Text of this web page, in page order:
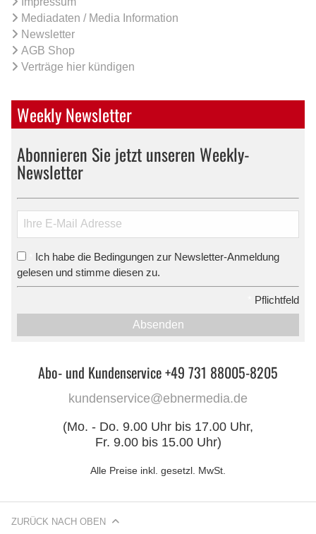
Mediadaten / Media Information
Newsletter
AGB Shop
Verträge hier kündigen
Weekly Newsletter
Abonnieren Sie jetzt unseren Weekly-
Newsletter
Ich habe die Bedingungen zur Newsletter-Anmeldung
gelesen und stimme diesen zu.
Pflichtfeld
Absenden
Abo- und Kundenservice +49 731 88005-8205
kundenservice@ebnermedia.de
(Mo. - Do. 9.00 Uhr bis 17.00 Uhr,
Fr. 9.00 bis 15.00 Uhr)
Alle Preise inkl. gesetzl. MwSt.
ZURÜCK NACH OBEN